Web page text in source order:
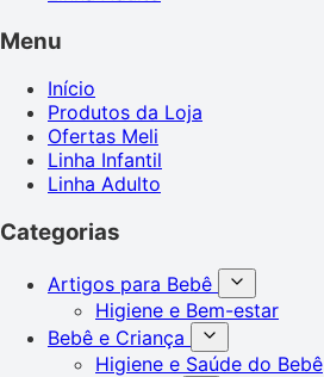
Menu
Início
Produtos da Loja
Ofertas Meli
Linha Infantil
Linha Adulto
Categorias
Artigos para Bebê
Higiene e Bem-estar
Bebê e Criança
Higiene e Saúde do Bebê